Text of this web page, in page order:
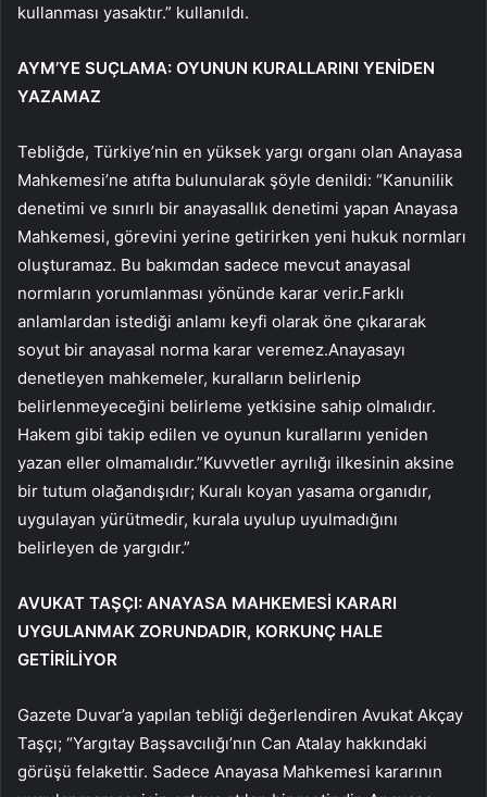
kullanması yasaktır.” kullanıldı.
AYM’YE SUÇLAMA: OYUNUN KURALLARINI YENİDEN
YAZAMAZ
Tebliğde, Türkiye’nin en yüksek yargı organı olan Anayasa
Mahkemesi’ne atıfta bulunularak şöyle denildi: “Kanunilik
denetimi ve sınırlı bir anayasallık denetimi yapan Anayasa
Mahkemesi, görevini yerine getirirken yeni hukuk normları
oluşturamaz. Bu bakımdan sadece mevcut anayasal
normların yorumlanması yönünde karar verir.Farklı
anlamlardan istediği anlamı keyfi olarak öne çıkararak
soyut bir anayasal norma karar veremez.Anayasayı
denetleyen mahkemeler, kuralların belirlenip
belirlenmeyeceğini belirleme yetkisine sahip olmalıdır.
Hakem gibi takip edilen ve oyunun kurallarını yeniden
yazan eller olmamalıdır.”Kuvvetler ayrılığı ilkesinin aksine
bir tutum olağandışıdır; Kuralı koyan yasama organıdır,
uygulayan yürütmedir, kurala uyulup uyulmadığını
belirleyen de yargıdır.”
AVUKAT TAŞÇI: ANAYASA MAHKEMESİ KARARI
UYGULANMAK ZORUNDADIR, KORKUNÇ HALE
GETİRİLİYOR
Gazete Duvar’a yapılan tebliği değerlendiren Avukat Akçay
Taşçı; “Yargıtay Başsavcılığı’nın Can Atalay hakkındaki
görüşü felakettir. Sadece Anayasa Mahkemesi kararının